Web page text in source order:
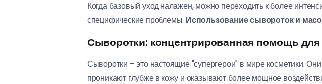
Когда базовый уход налажен, можно переходить к более
специфические проблемы. Использование сывороток и
Сыворотки: концентрированная помощь для
Сыворотки – это настоящие "супергерои" в мире косметики.
проникают глубже в кожу и оказывают более мощное